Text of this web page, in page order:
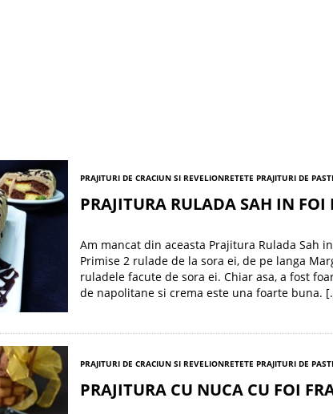
PRAJITURI DE CRACIUN SI REVELIONRETETE PRAJITURI DE PASTI
PRAJITURA RULADA SAH IN
Am mancat din aceasta Prajitura Rulada Sah
Primise 2 rulade de la sora ei, de pe langa
ruladele facute de sora ei. Chiar asa, a fost
de napolitane si crema este una foarte buna.
PRAJITURI DE CRACIUN SI REVELIONRETETE PRAJITURI DE PASTI
PRAJITURA CU NUCA CU FOI